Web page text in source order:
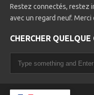
Restez connectés, restez
avec un regard neuf.
CHERCHER QUELQUE